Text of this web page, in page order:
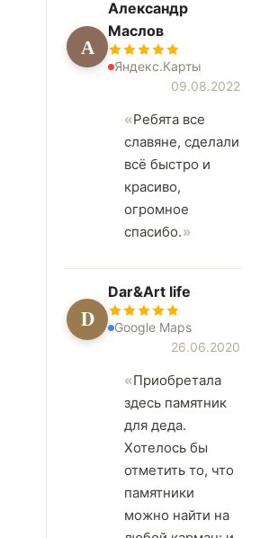
А
Александр
Маслов
Яндекс.Карты
09.08.2022
Ребята все
славяне, сделали
всё быстро и
красиво,
огромное
спасибо.
D
Dar&Art life
Google Maps
26.06.2020
Приобретала
здесь памятник
для деда.
Хотелось бы
отметить то, что
памятники
можно найти на